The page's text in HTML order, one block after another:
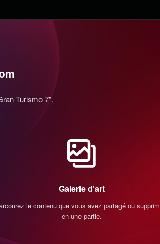
Turismo 7".
Galerie d'art
le contenu que vous avez partagé ou
en une partie.